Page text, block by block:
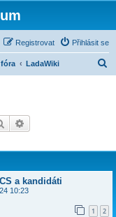
Přihlásit se
Registrovat
LadaWiki
Hledat
a kandidáti
10:23
1 2